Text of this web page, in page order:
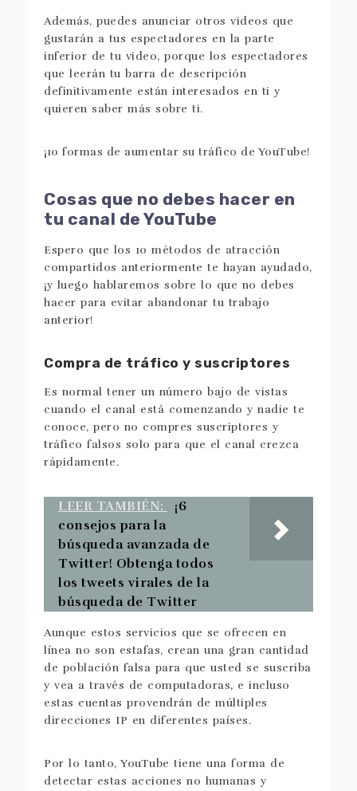
Además, puedes anunciar otros videos que
gustarán a tus espectadores en la parte
inferior de tu video, porque los espectadores
que leerán tu barra de descripción
definitivamente están interesados en ti y
quieren saber más sobre ti.
Cosas que no debes hacer en
tu canal de YouTube
Espero que los 10 métodos de atracción
compartidos anteriormente te hayan ayudado,
¡y luego hablaremos sobre lo que no debes
hacer para evitar abandonar tu trabajo
anterior!
Compra de tráfico y suscriptores
Es normal tener un número bajo de vistas
cuando el canal está comenzando y nadie te
conoce, pero no compres suscriptores y
tráfico falsos solo para que el canal crezca
rápidamente.
LEER TAMBIÉN:
¡6
consejos para la
búsqueda avanzada de
Twitter! Obtenga todos
los tweets virales de la
búsqueda de Twitter
Aunque estos servicios que se ofrecen en
línea no son estafas, crean una gran cantidad
de población falsa para que usted se suscriba
y vea a través de computadoras, e incluso
estas cuentas provendrán de múltiples
direcciones IP en diferentes países.
Por lo tanto, YouTube tiene una forma de
detectar estas acciones no humanas y